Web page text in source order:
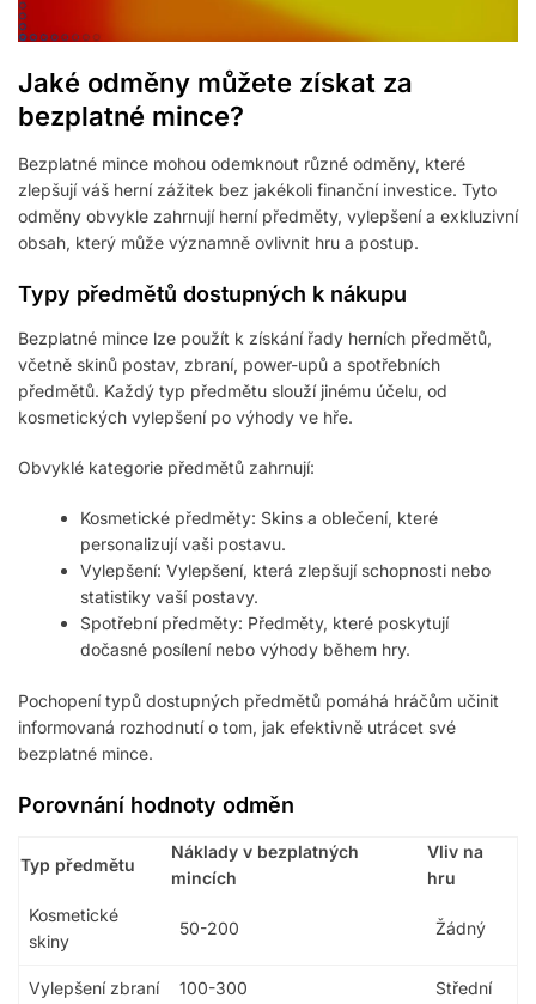
Jaké odměny můžete získat za
bezplatné mince?
Bezplatné mince mohou odemknout různé odměny, které
zlepšují váš herní zážitek bez jakékoli finanční investice. Tyto
odměny obvykle zahrnují herní předměty, vylepšení a exkluzivní
obsah, který může významně ovlivnit hru a postup.
Typy předmětů dostupných k nákupu
Bezplatné mince lze použít k získání řady herních předmětů,
včetně skinů postav, zbraní, power-upů a spotřebních
předmětů. Každý typ předmětu slouží jinému účelu, od
kosmetických vylepšení po výhody ve hře.
Obvyklé kategorie předmětů zahrnují:
Kosmetické předměty: Skins a oblečení, které
personalizují vaši postavu.
Vylepšení: Vylepšení, která zlepšují schopnosti nebo
statistiky vaší postavy.
Spotřební předměty: Předměty, které poskytují
dočasné posílení nebo výhody během hry.
Pochopení typů dostupných předmětů pomáhá hráčům učinit
informovaná rozhodnutí o tom, jak efektivně utrácet své
bezplatné mince.
Porovnání hodnoty odměn
Typ předmětu
Náklady v bezplatných
mincích
Vliv na
hru
Kosmetické
skiny
50-200 Žádný
Vylepšení zbraní 100-300 Střední